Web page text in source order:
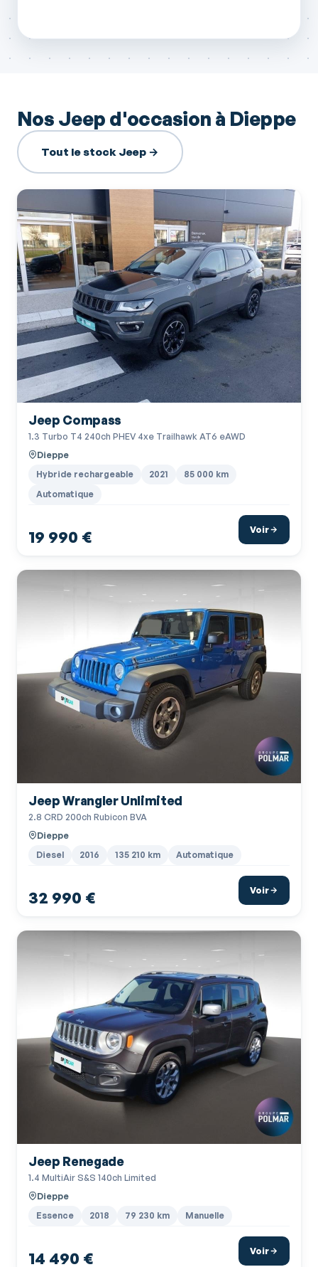
Nos Jeep d'occasion à Dieppe
Tout le stock Jeep →
Jeep Compass
1.3 Turbo T4 240ch PHEV 4xe Trailhawk AT6 eAWD
Dieppe
Hybride rechargeable 2021
85 000 km
Automatique
19 990 € Voir
Jeep Wrangler Unlimited
2.8 CRD 200ch Rubicon BVA
Dieppe
Diesel 2016 135 210 km Automatique
32 990 € Voir
Jeep Renegade
1.4 MultiAir S&S 140ch Limited
Dieppe
Essence 2018 79 230 km Manuelle
14 490 € Voir